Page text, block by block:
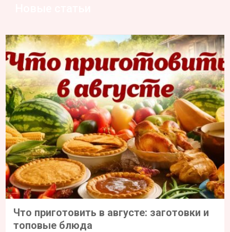
Что приготовить в августе: заготовки и
топовые блюда